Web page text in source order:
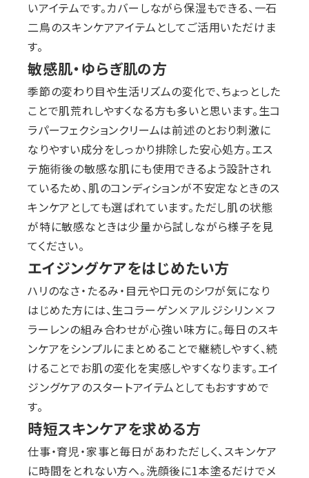
いアイテムです。カバーしながら保湿もできる、一石
二鳥のスキンケアアイテムとしてご活用いただけま
す。
敏感肌・ゆらぎ肌の方
季節の変わり目や生活リズムの変化で、ちょっとした
ことで肌荒れしやすくなる方も多いと思います。生コ
ラパーフェクションクリームは前述のとおり刺激に
なりやすい成分をしっかり排除した安心処方。エス
テ施術後の敏感な肌にも使用できるよう設計され
ているため、肌のコンディションが不安定なときのス
キンケアとしても選ばれています。ただし肌の状態
が特に敏感なときは少量から試しながら様子を見
てください。
エイジングケアをはじめたい方
ハリのなさ・たるみ・目元や口元のシワが気になり
はじめた方には、生コラーゲン×アルジシリン×フ
ラーレンの組み合わせが心強い味方に。毎日のスキ
ンケアをシンプルにまとめることで継続しやすく、続
けることでお肌の変化を実感しやすくなります。エイ
ジングケアのスタートアイテムとしてもおすすめで
す。
時短スキンケアを求める方
仕事・育児・家事と毎日があわただしく、スキンケア
に時間をとれない方へ。洗顔後に1本塗るだけでメ